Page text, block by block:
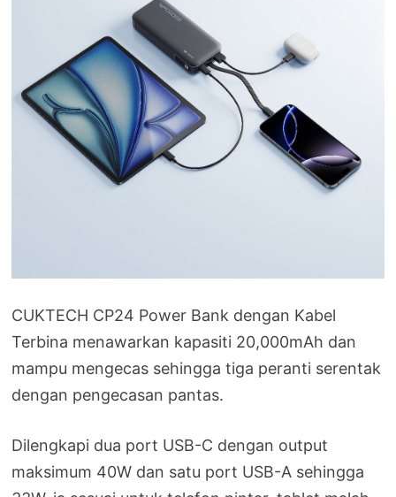
CUKTECH CP24 Power Bank dengan Kabel
Terbina menawarkan kapasiti 20,000mAh dan
mampu mengecas sehingga tiga peranti serentak
dengan pengecasan pantas.
Dilengkapi dua port USB-C dengan output
maksimum 40W dan satu port USB-A sehingga